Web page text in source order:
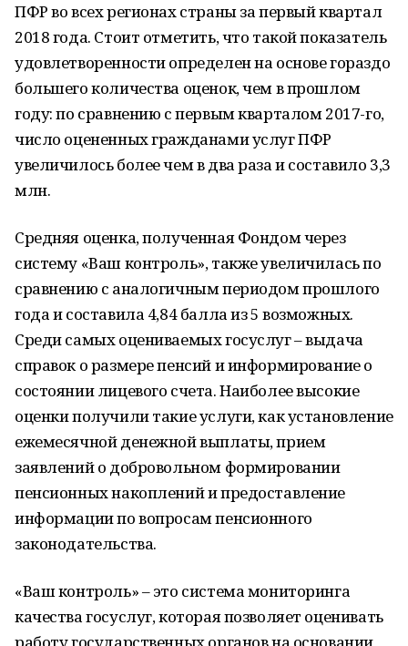
ПФР во всех регионах страны за первый квартал
2018 года. Стоит отметить, что такой показатель
удовлетворенности определен на основе гораздо
большего количества оценок, чем в прошлом
году: по сравнению с первым кварталом 2017-го,
число оцененных гражданами услуг ПФР
увеличилось более чем в два раза и составило 3,3
млн.
Средняя оценка, полученная Фондом через
систему «Ваш контроль», также увеличилась по
сравнению с аналогичным периодом прошлого
года и составила 4,84 балла из 5 возможных.
Среди самых оцениваемых госуслуг – выдача
справок о размере пенсий и информирование о
состоянии лицевого счета. Наиболее высокие
оценки получили такие услуги, как установление
ежемесячной денежной выплаты, прием
заявлений о добровольном формировании
пенсионных накоплений и предоставление
информации по вопросам пенсионного
законодательства.
«Ваш контроль» – это система мониторинга
качества госуслуг, которая позволяет оценивать